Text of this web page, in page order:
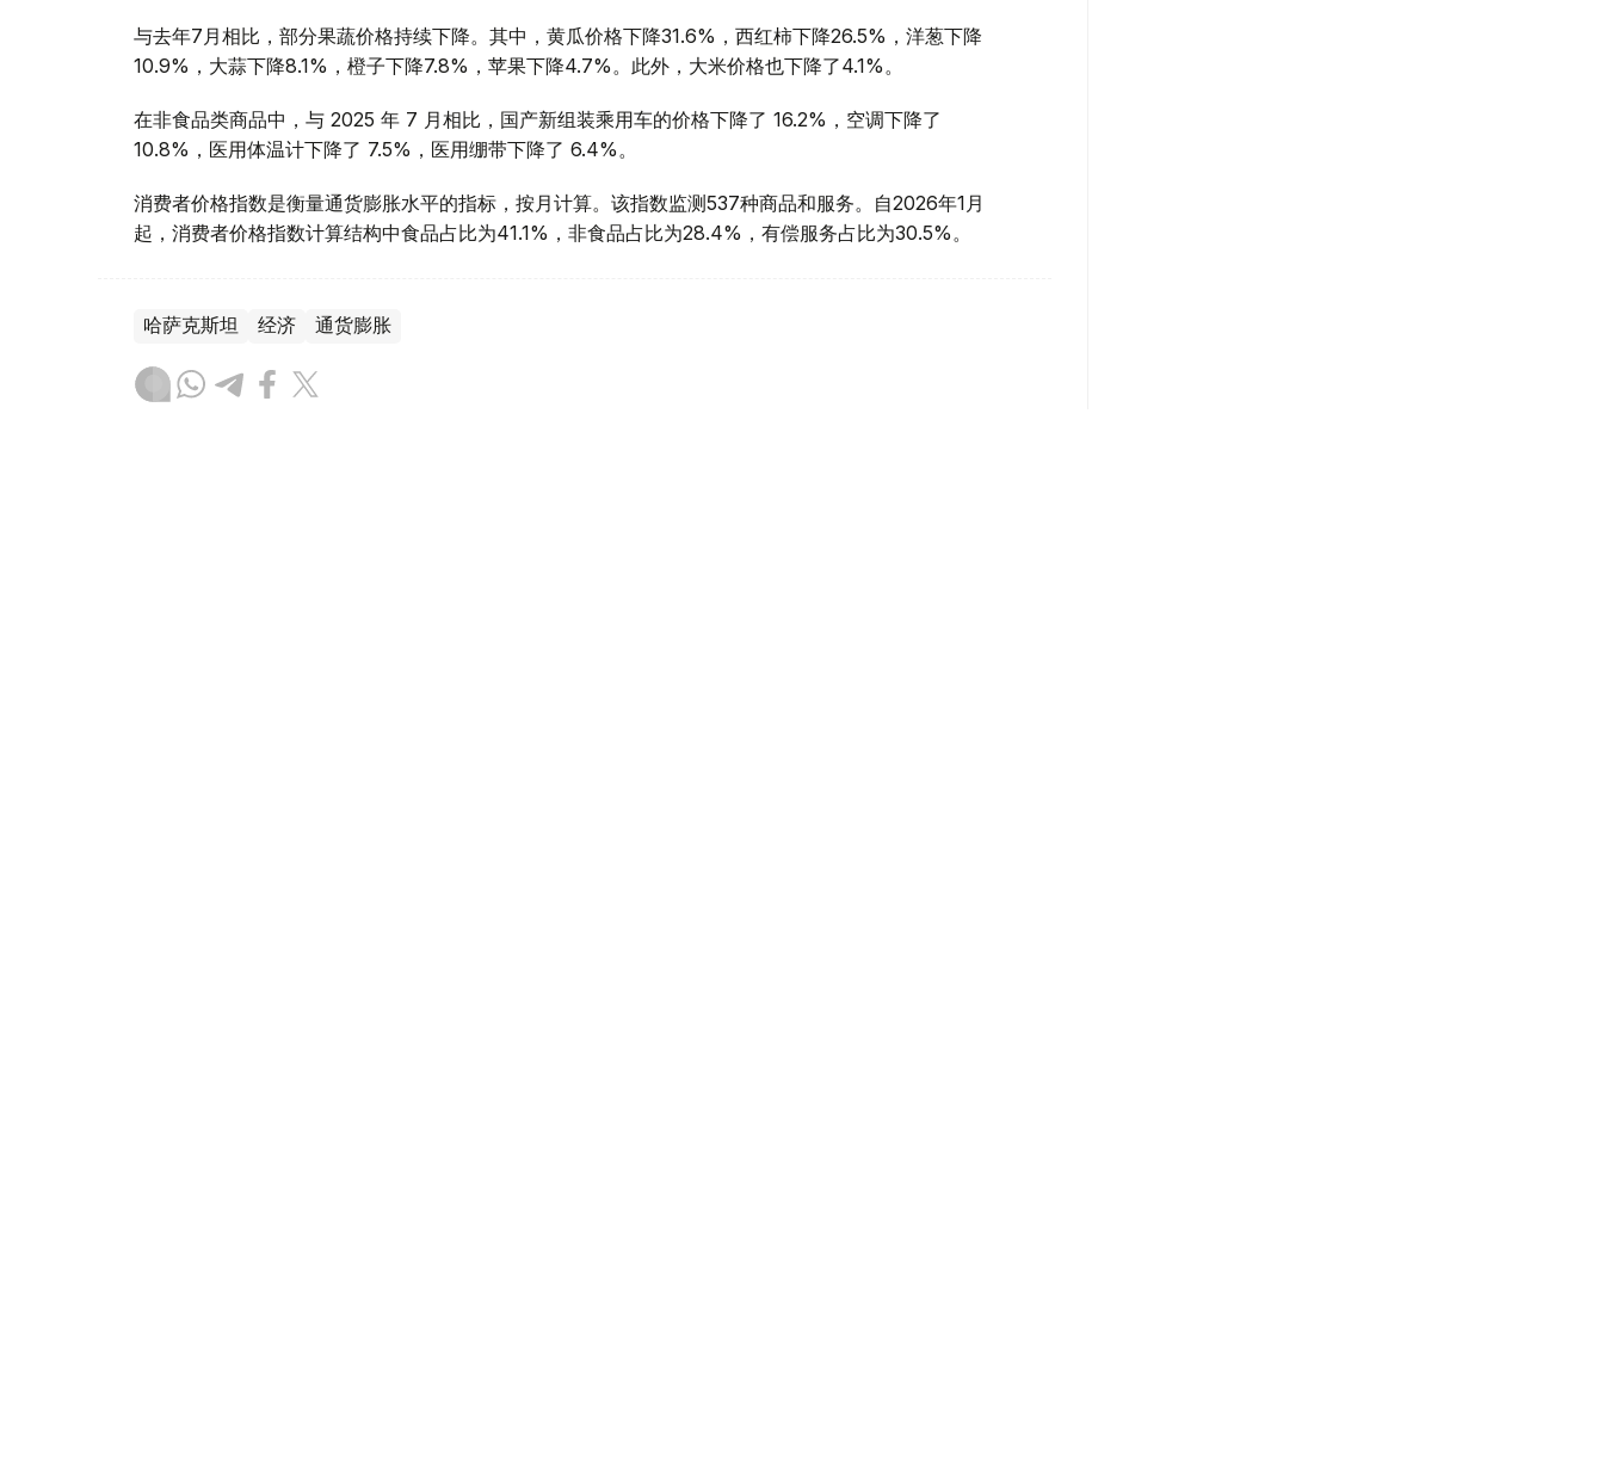
与去年7月相比，部分果蔬价格持续下降。其中，黄瓜价格下降31.6%，西红柿下降26.5%，洋葱下降
10.9%，大蒜下降8.1%，橙子下降7.8%，苹果下降4.7%。此外，大米价格也下降了4.1%。
在非食品类商品中，与 2025 年 7 月相比，国产新组装乘用车的价格下降了 16.2%，空调下降了
10.8%，医用体温计下降了 7.5%，医用绷带下降了 6.4%。
消费者价格指数是衡量通货膨胀水平的指标，按月计算。该指数监测537种商品和服务。自2026年1月
起，消费者价格指数计算结构中食品占比为41.1%，非食品占比为28.4%，有偿服务占比为30.5%。
哈萨克斯坦 经济 通货膨胀